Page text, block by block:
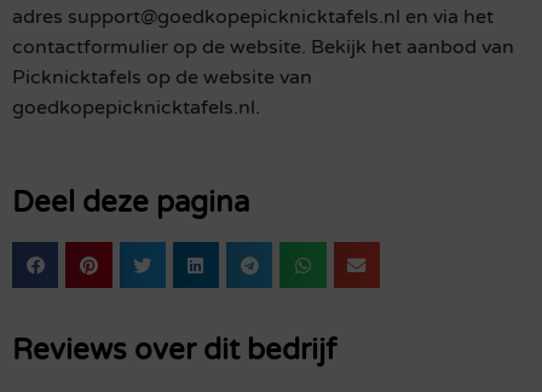
adres support@goedkopepicknicktafels.nl en via het
contactformulier op de website. Bekijk het aanbod van
Picknicktafels op de website van
goedkopepicknicktafels.nl.
Deel deze pagina
Reviews over dit bedrijf